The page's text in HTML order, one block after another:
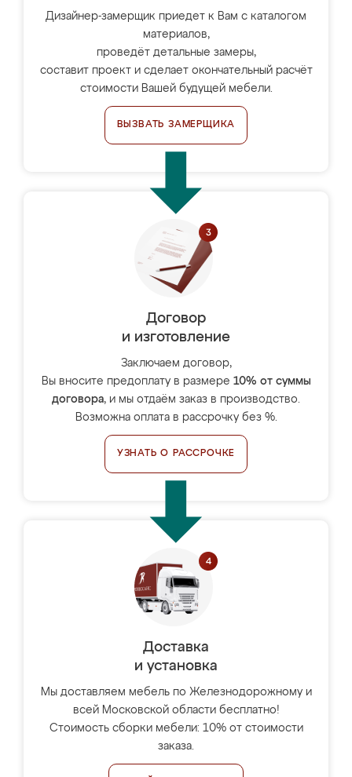
Дизайнер-замерщик приедет к Вам с каталогом
материалов,
проведёт детальные замеры,
составит проект и сделает окончательный расчёт
стоимости Вашей будущей мебели.
ВЫЗВАТЬ ЗАМЕРЩИКА
Договор
и изготовление
Заключаем договор,
Вы вносите предоплату в размере 10% от суммы
договора, и мы отдаём заказ в производство.
Возможна оплата в рассрочку без %.
УЗНАТЬ О РАССРОЧКЕ
Доставка
и установка
Мы доставляем мебель по Железнодорожному и
всей Московской области бесплатно!
Стоимость сборки мебели: 10% от стоимости
заказа.